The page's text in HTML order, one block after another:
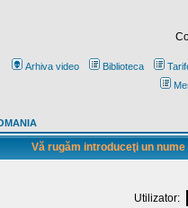
Arhiva video Biblioteca
Vă rugăm introduceţi un
Utilizator: